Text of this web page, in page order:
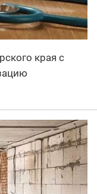
края с